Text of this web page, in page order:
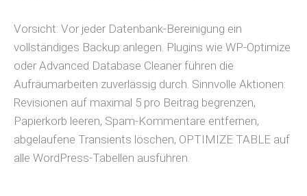
Vorsicht: Vor jeder Datenbank-Bereinigung ein
vollständiges Backup anlegen. Plugins wie WP-Optimize
oder Advanced Database Cleaner führen die
Aufräumarbeiten zuverlässig durch. Sinnvolle Aktionen:
Revisionen auf maximal 5 pro Beitrag begrenzen,
Papierkorb leeren, Spam-Kommentare entfernen,
abgelaufene Transients löschen, OPTIMIZE TABLE auf
alle WordPress-Tabellen ausführen.